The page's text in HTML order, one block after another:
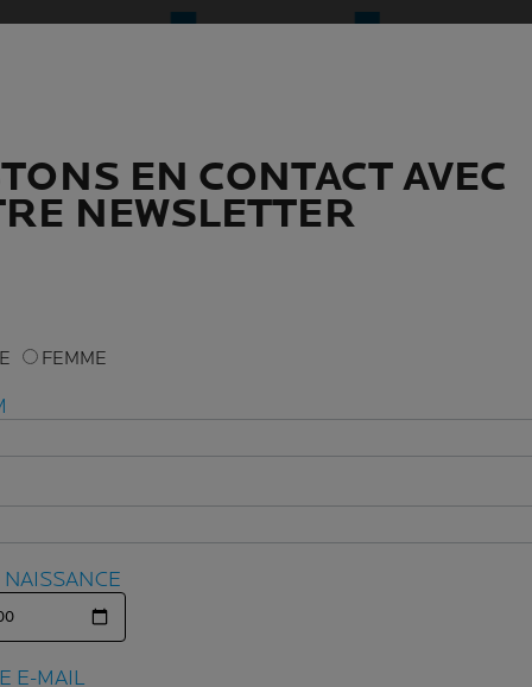
SONT LES
EN CONTACT AVEC
NEWSLETTER
FEMME
NAISSANCE
E-MAIL
EN CONTACT AVEC
NEWSLETTER
FEMME
NAISSANCE
E-MAIL